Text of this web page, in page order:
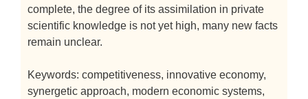
complete, the degree of its assimilation in private
scientific knowledge is not yet high, many new facts
remain unclear.
Keywords: competitiveness, innovative economy,
synergetic approach, modern economic systems,